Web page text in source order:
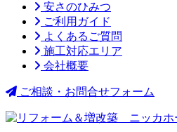
安さのひみつ
ご利用ガイド
よくあるご質問
施工対応エリア
会社概要
ご相談・お問合せフォーム